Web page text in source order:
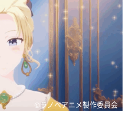
©ラノベアニメ製作委員会